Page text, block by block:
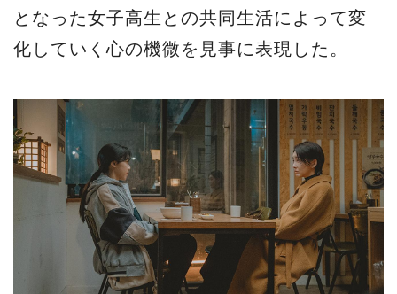
となった女子高生との共同生活によって変
化していく心の機微を見事に表現した。